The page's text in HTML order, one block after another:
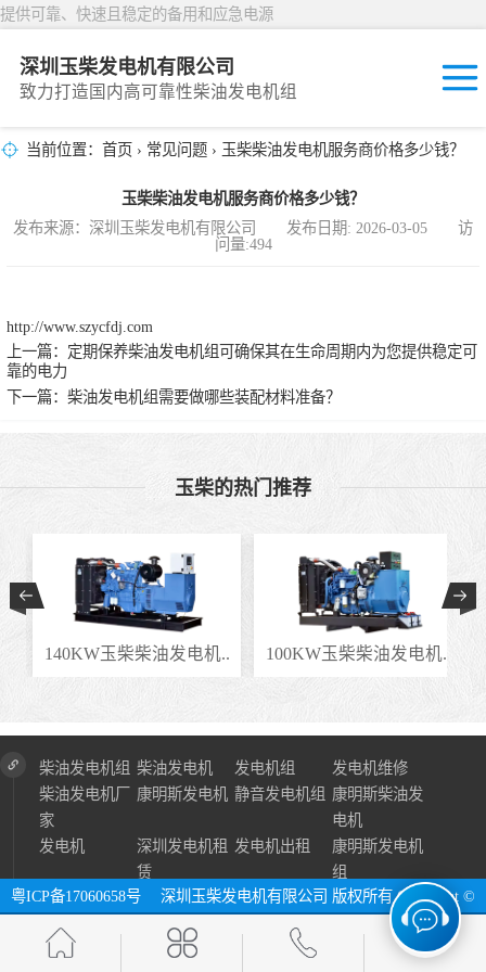
提供可靠、快速且稳定的备用和应急电源
深圳玉柴发电机有限公司
致力打造国内高可靠性柴油发电机组
当前位置： 首页 › 常见问题 › 玉柴柴油发电机服务商价格多少钱？
玉柴柴油发电机服务商价格多少钱？
发布来源：深圳玉柴发电机有限公司 发布日期: 2026-03-05 访
问量:494
http://www.szycfdj.com
上一篇： 定期保养柴油发电机组可确保其在生命周期内为您提供稳定可
靠的电力
下一篇： 柴油发电机组需要做哪些装配材料准备？
玉柴的热门推荐
140KW玉柴柴油发电机.. 100KW玉柴柴油发电机..
柴油发电机组 柴油发电机 发电机组
发电机维修
柴油发电机厂
家
康明斯发电机 静音发电机组 康明斯柴油发
电机
发电机
深圳发电机租
赁
发电机出租
康明斯发电机
组
粤ICP备17060658号
深圳玉柴发电机有限公司 版权所有 Copyright ©
2024 All Right Reserve ⓔ 网址：http://www.szycfdj.com网站地图
固定开放式